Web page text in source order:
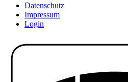
Datenschutz
Impressum
Login